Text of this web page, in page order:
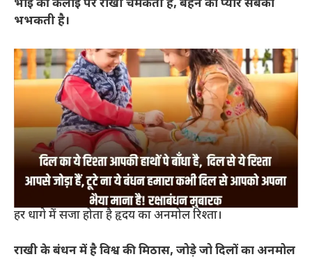
भाई की कलाई पर राखी चमकती है, बहन का प्यार सबको
भभकती है।
हर धागे में सजा होता है हृदय का अनमोल रिश्ता।
राखी के बंधन में है विश्व की मिठास, जोड़े जो दिलों का अनमोल